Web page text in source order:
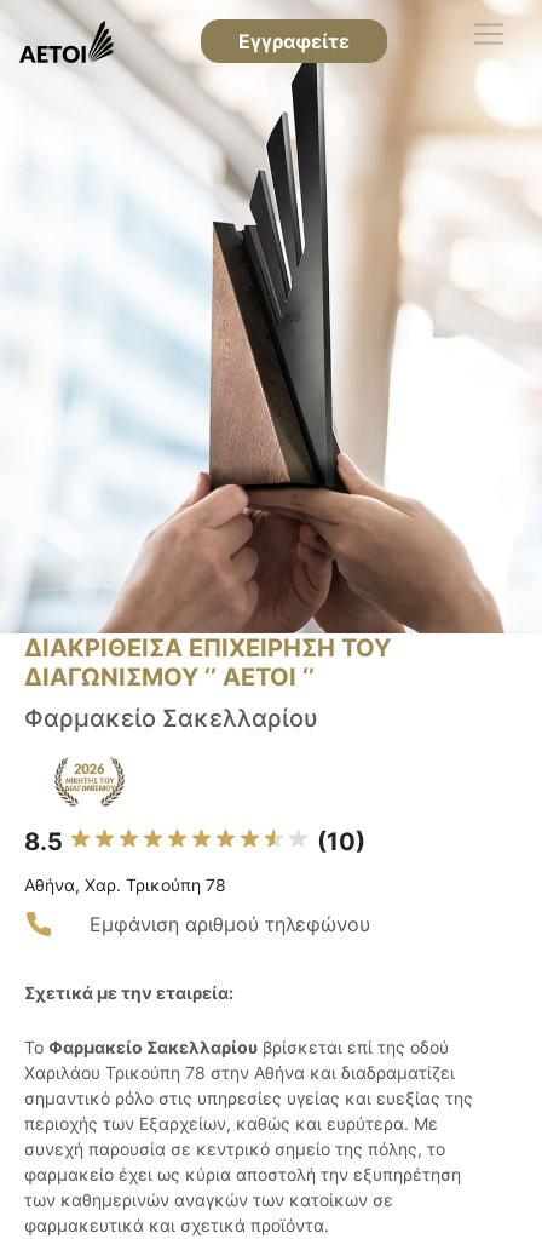
Εγγραφείτε
ΔΙΑΚΡΙΘΕΙΣΑ ΕΠΙΧΕΙΡΗΣΗ ΤΟΥ
ΔΙΑΓΩΝΙΣΜΟΥ ‘’ ΑΕΤΟΙ ‘’
Φαρμακείο Σακελλαρίου
8.5 (10)
Αθήνα, Χαρ. Τρικούπη 78
Εμφάνιση αριθμού τηλεφώνου
Σχετικά με την εταιρεία:
Το Φαρμακείο Σακελλαρίου βρίσκεται επί της οδού
Χαριλάου Τρικούπη 78 στην Αθήνα και διαδραματίζει
σημαντικό ρόλο στις υπηρεσίες υγείας και ευεξίας της
περιοχής των Εξαρχείων, καθώς και ευρύτερα. Με
συνεχή παρουσία σε κεντρικό σημείο της πόλης, το
φαρμακείο έχει ως κύρια αποστολή την εξυπηρέτηση
των καθημερινών αναγκών των κατοίκων σε
φαρμακευτικά και σχετικά προϊόντα.